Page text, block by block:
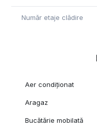
Număr etaje clădire
Aer condiționat
Aragaz
Bucătărie mobilată